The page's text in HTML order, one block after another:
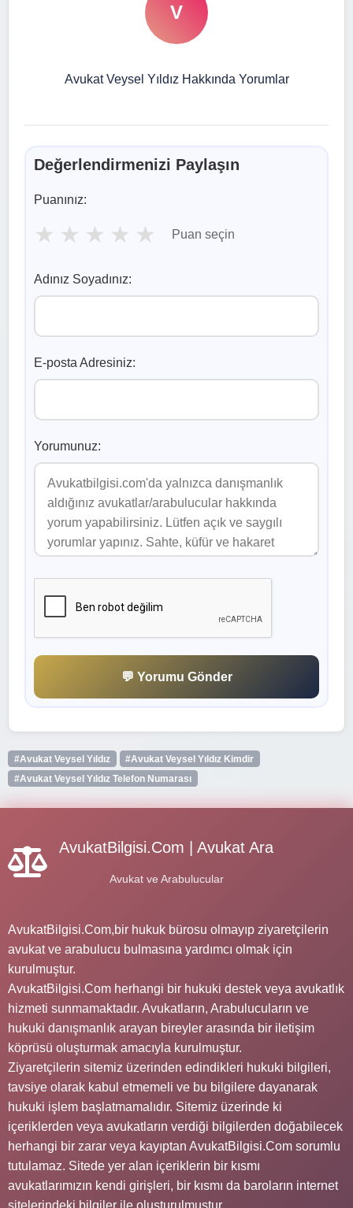
V
Avukat Veysel Yıldız Hakkında Yorumlar
Değerlendirmenizi Paylaşın
Puanınız:
★ ★ ★ ★ ★ Puan seçin
Adınız Soyadınız:
E-posta Adresiniz:
Yorumunuz:
💬 Yorumu Gönder
#Avukat Veysel Yıldız
#Avukat Veysel Yıldız Kimdir
#Avukat Veysel Yıldız Telefon Numarası
AvukatBilgisi.Com | Avukat Ara
Avukat ve Arabulucular
AvukatBilgisi.Com,bir hukuk bürosu olmayıp ziyaretçilerin
avukat ve arabulucu bulmasına yardımcı olmak için
kurulmuştur.
AvukatBilgisi.Com herhangi bir hukuki destek veya avukatlık
hizmeti sunmamaktadır. Avukatların, Arabulucuların ve
hukuki danışmanlık arayan bireyler arasında bir iletişim
köprüsü oluşturmak amacıyla kurulmuştur.
Ziyaretçilerin sitemiz üzerinden edindikleri hukuki bilgileri,
tavsiye olarak kabul etmemeli ve bu bilgilere dayanarak
hukuki işlem başlatmamalıdır. Sitemiz üzerinde ki
içeriklerden veya avukatların verdiği bilgilerden doğabilecek
herhangi bir zarar veya kayıptan AvukatBilgisi.Com sorumlu
tutulamaz. Sitede yer alan içeriklerin bir kısmı
avukatlarımızın kendi girişleri, bir kısmı da baroların internet
sitelerindeki bilgiler ile oluşturulmuştur.